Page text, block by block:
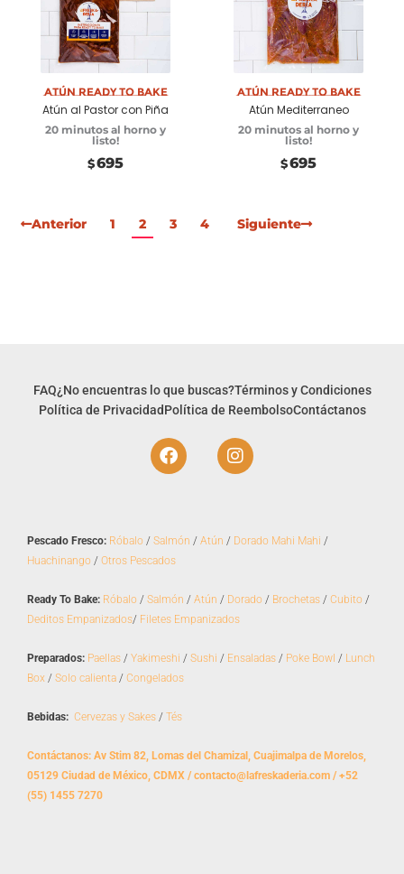
Añadir a
carrito
Atún Ready to Bake
Atún al Pastor con Piña
20 minutos al horno y
listo!
$695
Añadir a
carrito
Atún Ready to Bake
Atún Mediterraneo
20 minutos al horno y
listo!
$695
Anterior 1 2 3 4 Siguiente
FAQ¿No encuentras lo que buscas?Términos y Condiciones
Política de PrivacidadPolítica de ReembolsoContáctanos
F
a
o
o
I
n
g
Pescado Fresco: Róbalo / Salmón / Atún / Dorado Mahi Mahi /
Huachinango / Otros Pescados
Ready To Bake: Róbalo / Salmón / Atún / Dorado / Brochetas / Cubito /
Deditos Empanizados/ Filetes Empanizados
Preparados: Paellas / Yakimeshi / Sushi / Ensaladas / Poke Bowl / Lunch
Box / Solo calienta / Congelados
Bebidas: Cervezas y Sakes / Tés
Contáctanos: Av Stim 82, Lomas del Chamizal, Cuajimalpa de Morelos,
05129 Ciudad de México, CDMX / contacto@lafreskaderia.com / +52
(55) 1455 7270